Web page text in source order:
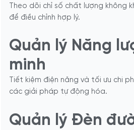
Theo dõi chỉ số chất lượng không
để điều chỉnh hợp lý.
Quản lý Năng
minh
Tiết kiệm điện năng và tối ưu chi
các giải pháp tự động hóa.
Quản lý Đèn